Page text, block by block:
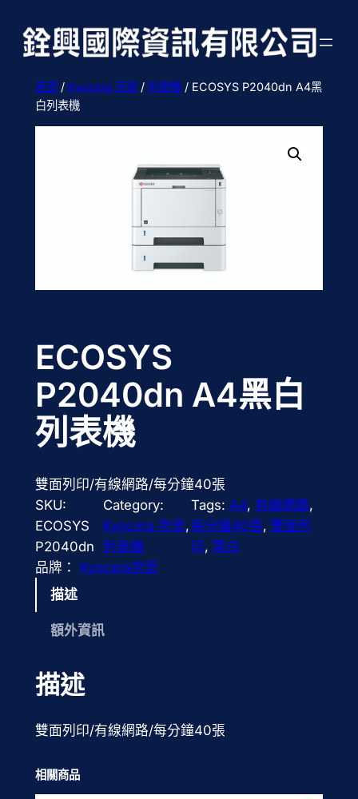
首頁/ Kyocera 京瓷/ 列表機/ ECOSYS P2040dn A4黑
白列表機
ECOSYS
P2040dn A4黑白
列表機
雙面列印/有線網路/每分鐘40張
SKU:
ECOSYS
P2040dn
Category:
Kyocera 京瓷 ,
列表機
Tags: A4, 有線網路
每分鐘40張, 雙面列
印, 黑白
品牌： Kyocera京瓷
描述
額外資訊
描述
雙面列印/有線網路/每分鐘40張
相關商品